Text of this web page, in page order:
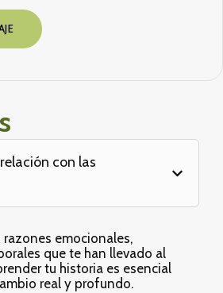
con las
razones emocionales,
que te han llevado al
tu historia es esencial
real y profundo.